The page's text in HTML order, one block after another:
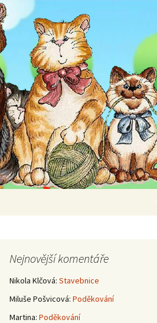
Nejnovější komentáře
Nikola Klčová: Stavebnice
Miluše Pošvicová: Poděkování
Martina: Poděkování